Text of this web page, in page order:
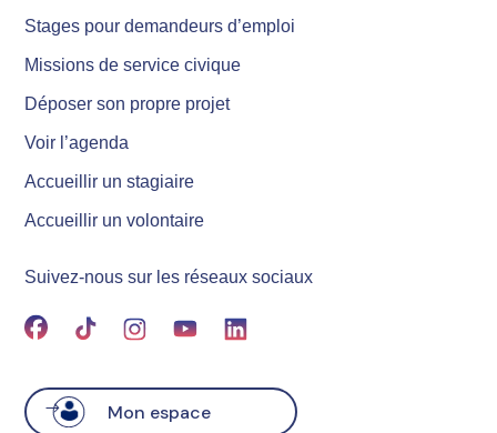
Stages pour demandeurs d’emploi
Missions de service civique
Déposer son propre projet
Voir l’agenda
Accueillir un stagiaire
Accueillir un volontaire
Suivez-nous sur les réseaux sociaux
Mon espace